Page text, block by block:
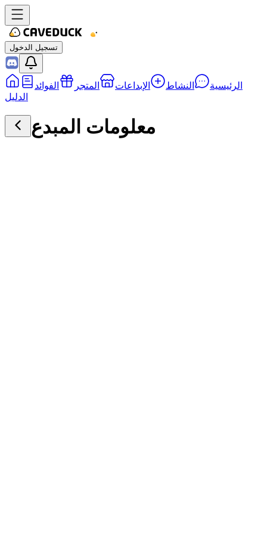
تسجيل الدخول
الرئيسية النشاط الإبداعات المتجر
الفوائد
الدليل
معلومات المبدع